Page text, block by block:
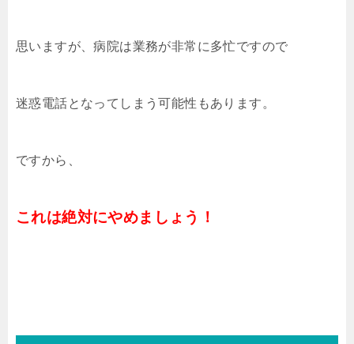
思いますが、病院は業務が非常に多忙ですので
迷惑電話となってしまう可能性もあります。
ですから、
これは絶対にやめましょう！